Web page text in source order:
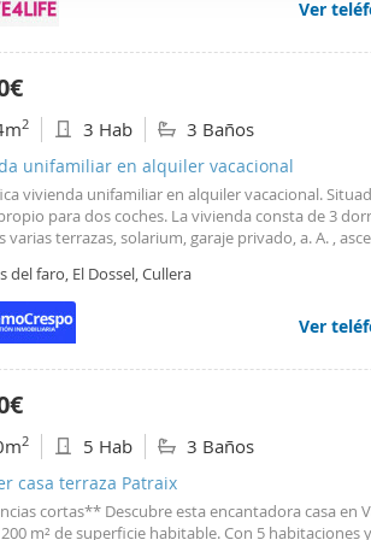
se usan para personalizar el contenido
el tráfico. Además, compartimos
de redes sociales, publicidad y
que les haya proporcionado o que
y 1 aseo. Superficie: Desconocida (se puede
Precio de alquiler (según temporada): Enero,
Semana Santa y Pascua: NO DISPONIBLE
Julio: NO DISPONIBLE Agosto (solo
Incluidos (agua, luz, wifi). Mascotas:
para estancias particulares. Posibilidad de
es perfecto para quienes buscan disfrutar de la
privada y en una excelente ubicación.
Ver
2 3 Hab 3 Baños
unifamiliar en alquiler vacacional
vivienda unifamiliar en alquiler vacacional.
para dos coches. La vivienda consta de 3
varias terrazas, solarium, garaje privado, a. A. ,
precio en inmocrespo tefl. 961722451
del faro, El Dossel, Cullera
Ver
2 5 Hab 3 Baños
casa terraza Patraix
cortas** Descubre esta encantadora casa en
m² de superficie habitable. Con 5 habitaciones